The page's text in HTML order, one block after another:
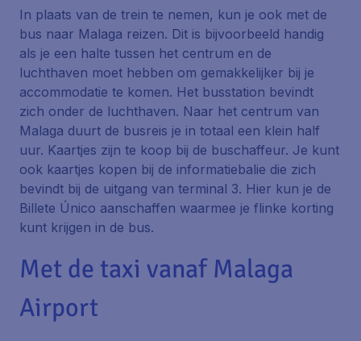
In plaats van de trein te nemen, kun je ook met de
bus naar Malaga reizen. Dit is bijvoorbeeld handig
als je een halte tussen het centrum en de
luchthaven moet hebben om gemakkelijker bij je
accommodatie te komen. Het busstation bevindt
zich onder de luchthaven. Naar het centrum van
Malaga duurt de busreis je in totaal een klein half
uur. Kaartjes zijn te koop bij de buschaffeur. Je kunt
ook kaartjes kopen bij de informatiebalie die zich
bevindt bij de uitgang van terminal 3. Hier kun je de
Billete Único aanschaffen waarmee je flinke korting
kunt krijgen in de bus.
Met de taxi vanaf Malaga
Airport